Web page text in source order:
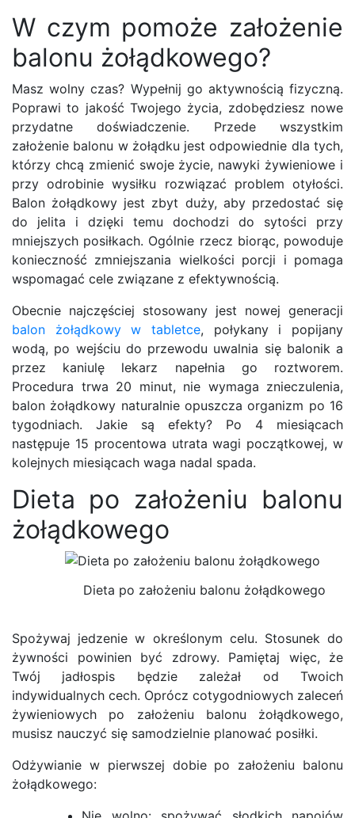
W czym pomoże założenie
balonu żołądkowego?
Masz wolny czas? Wypełnij go aktywnością fizyczną.
Poprawi to jakość Twojego życia, zdobędziesz nowe
przydatne doświadczenie. Przede wszystkim
założenie balonu w żołądku jest odpowiednie dla tych,
którzy chcą zmienić swoje życie, nawyki żywieniowe i
przy odrobinie wysiłku rozwiązać problem otyłości.
Balon żołądkowy jest zbyt duży, aby przedostać się
do jelita i dzięki temu dochodzi do sytości przy
mniejszych posiłkach. Ogólnie rzecz biorąc, powoduje
konieczność zmniejszania wielkości porcji i pomaga
wspomagać cele związane z efektywnością.
Obecnie najczęściej stosowany jest nowej generacji
balon żołądkowy w tabletce, połykany i popijany
wodą, po wejściu do przewodu uwalnia się balonik a
przez kaniulę lekarz napełnia go roztworem.
Procedura trwa 20 minut, nie wymaga znieczulenia,
balon żołądkowy naturalnie opuszcza organizm po 16
tygodniach. Jakie są efekty? Po 4 miesiącach
następuje 15 procentowa utrata wagi początkowej, w
kolejnych miesiącach waga nadal spada.
Dieta po założeniu balonu
żołądkowego
Dieta po założeniu balonu żołądkowego
Spożywaj jedzenie w określonym celu. Stosunek do
żywności powinien być zdrowy. Pamiętaj więc, że
Twój jadłospis będzie zależał od Twoich
indywidualnych cech. Oprócz cotygodniowych zaleceń
żywieniowych po założeniu balonu żołądkowego,
musisz nauczyć się samodzielnie planować posiłki.
Odżywianie w pierwszej dobie po założeniu balonu
żołądkowego: